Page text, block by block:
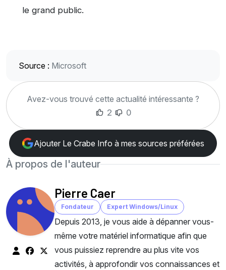
le grand public.
Source : Microsoft
Avez-vous trouvé cette actualité intéressante ?
2
0
Ajouter Le Crabe Info à mes sources préférées
À propos de l'auteur
Pierre Caer
Fondateur Expert Windows/Linux
Depuis 2013, je vous aide à dépanner vous-
même votre matériel informatique afin que
vous puissiez reprendre au plus vite vos
activités, à approfondir vos connaissances et